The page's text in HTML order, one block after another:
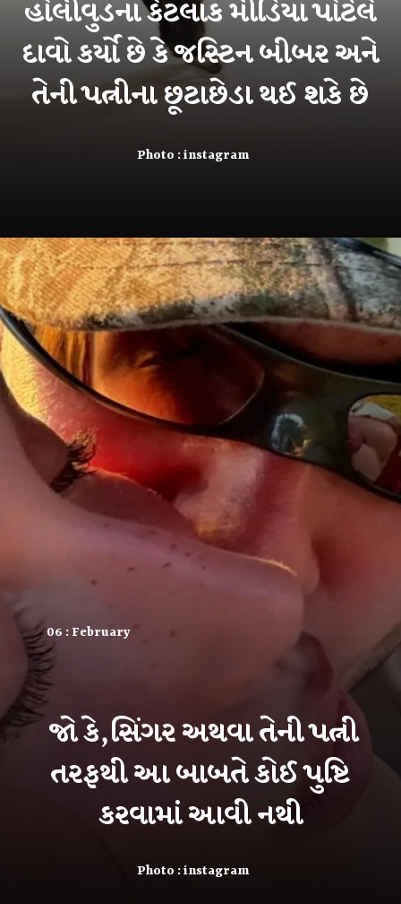
Photo : instagram
હોલીવુડના કેટલાક મીડિયા પોર્ટલે
દાવો કર્યો છે કે જસ્ટિન બીબર અને
તેની પત્નીના છૂટાછેડા થઈ શકે છે
06 : February
Photo : instagram
જો કે,સિંગર અથવા તેની પત્ની
તરફથી આ બાબતે કોઈ પુષ્ટિ
કરવામાં આવી નથી